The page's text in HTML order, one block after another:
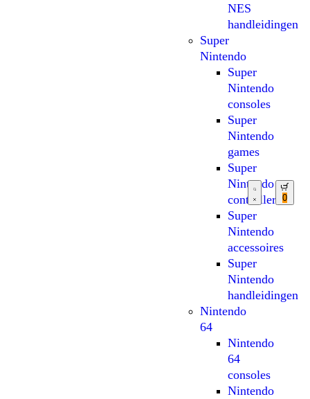
NES
handleidingen
Super
Nintendo
Super
Nintendo
consoles
Super
Nintendo
games
Super
Nintendo
controllers
Super
Nintendo
accessoires
Super
Nintendo
handleidingen
Nintendo
64
Nintendo
64
consoles
Nintendo
0